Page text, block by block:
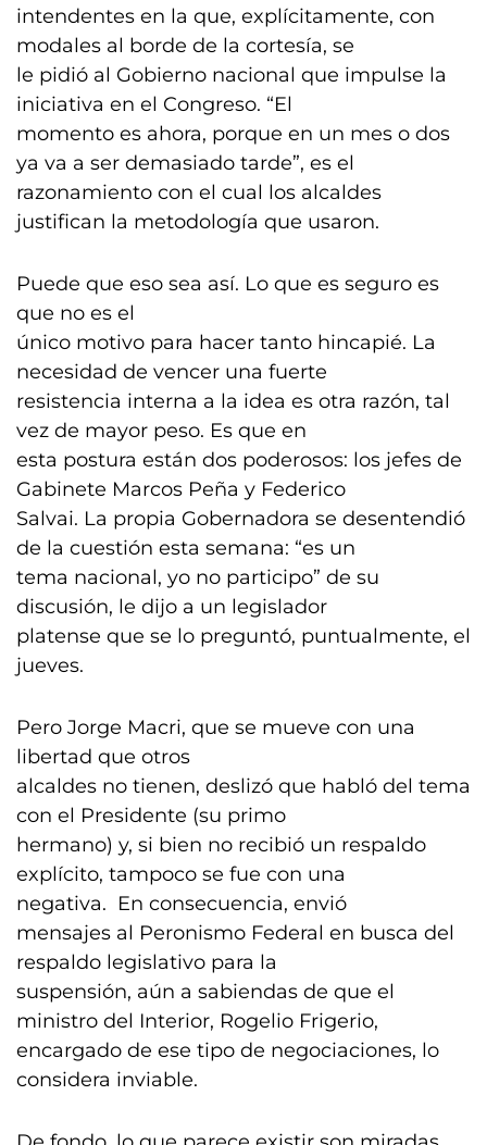
intendentes en la que, explícitamente, con
modales al borde de la cortesía, se
le pidió al Gobierno nacional que impulse la
iniciativa en el Congreso. “El
momento es ahora, porque en un mes o dos
ya va a ser demasiado tarde”, es el
razonamiento con el cual los alcaldes
justifican la metodología que usaron.
Puede que eso sea así. Lo que es seguro es
que no es el
único motivo para hacer tanto hincapié. La
necesidad de vencer una fuerte
resistencia interna a la idea es otra razón, tal
vez de mayor peso. Es que en
esta postura están dos poderosos: los jefes de
Gabinete Marcos Peña y Federico
Salvai. La propia Gobernadora se desentendió
de la cuestión esta semana: “es un
tema nacional, yo no participo” de su
discusión, le dijo a un legislador
platense que se lo preguntó, puntualmente, el
jueves.
Pero Jorge Macri, que se mueve con una
libertad que otros
alcaldes no tienen, deslizó que habló del tema
con el Presidente (su primo
hermano) y, si bien no recibió un respaldo
explícito, tampoco se fue con una
negativa. En consecuencia, envió
mensajes al Peronismo Federal en busca del
respaldo legislativo para la
suspensión, aún a sabiendas de que el
ministro del Interior, Rogelio Frigerio,
encargado de ese tipo de negociaciones, lo
considera inviable.